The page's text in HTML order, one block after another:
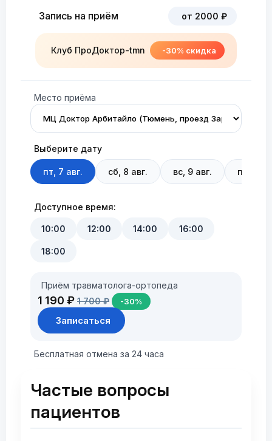
Запись на приём от 2000 ₽
Клуб ПроДоктор-tmn -30% скидка
Место приёма
Выберите дату
пт, 7 авг. сб, 8 авг. вс, 9 авг. пн, 10
Доступное время:
10:00 12:00 14:00 16:00
18:00
Приём травматолога-ортопеда
1 190 ₽ 1 700 ₽ -30%
Записаться
Бесплатная отмена за 24 часа
Частые вопросы
пациентов